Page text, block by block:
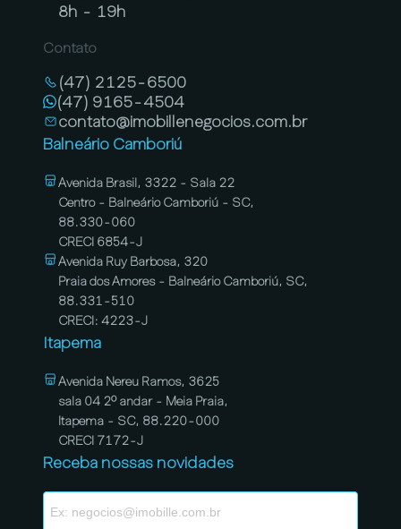
8h - 19h
Contato
(47) 2125-6500
(47) 9165-4504
contato@imobillenegocios.com.br
Balneário Camboriú
Avenida Brasil, 3322 - Sala 22
Centro - Balneário Camboriú - SC,
88.330-060
CRECI 6854-J
Avenida Ruy Barbosa, 320
Praia dos Amores - Balneário Camboriú, SC,
88.331-510
CRECI: 4223-J
Itapema
Avenida Nereu Ramos, 3625
sala 04 2º andar - Meia Praia,
Itapema - SC, 88.220-000
CRECI 7172-J
Receba nossas novidades